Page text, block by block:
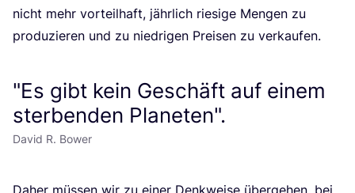
nicht mehr vor­teil­haft, jähr­lich rie­si­ge Men­gen zu
pro­du­zie­ren und zu nied­ri­gen Prei­sen zu verkaufen.
"Es gibt kein Geschäft auf einem
sterbenden Planeten".
David R. Bower
Daher müs­sen wir zu einer Denk­wei­se über­ge­hen, bei